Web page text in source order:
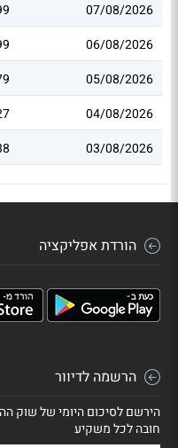
07/08/2026
06/08/2026
05/08/2026
04/08/2026
03/08/2026
הורדת אפליקציה
הרשמה לדיוור
הירשם לסיכום היומי של שוק
חובה לכל משקיע